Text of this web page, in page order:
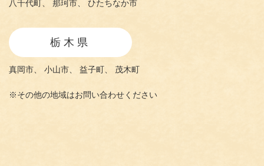
八千代町、
那珂市、 ひたちなか市
栃木県
真岡市、 小山市、 益子町、 茂木町
※その他の地域はお問い合わせください